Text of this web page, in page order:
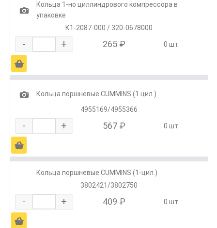
1
Кольца 1-но циллиндрового компрессора в
упаковке
К1-2087-000 / 320-0678000
- + 265 ₽ 0 шт.
Ä
1
Кольца поршневые CUMMINS (1 цил.)
4955169/4955366
- + 567 ₽ 0 шт.
Ä
Кольца поршневые CUMMINS (1-цил.)
3802421/3802750
- + 409 ₽ 0 шт.
Ä